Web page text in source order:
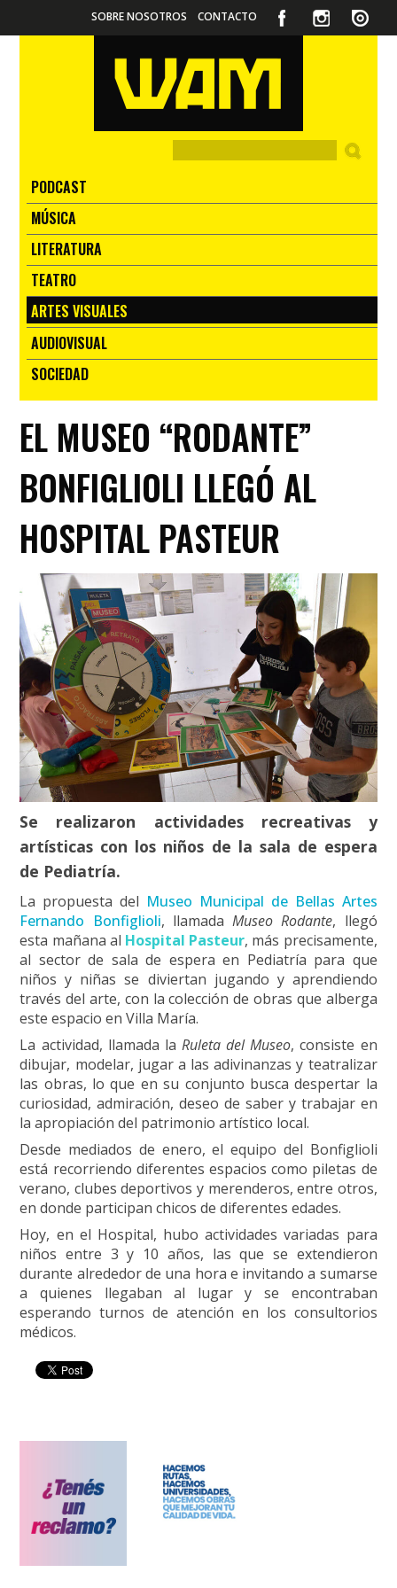
SOBRE NOSOTROS CONTACTO
PODCAST
MÚSICA
LITERATURA
TEATRO
ARTES VISUALES
AUDIOVISUAL
SOCIEDAD
EL MUSEO “RODANTE”
BONFIGLIOLI LLEGÓ AL
HOSPITAL PASTEUR
Se realizaron actividades recreativas y
artísticas con los niños de la sala de espera
de Pediatría.
La propuesta del Museo Municipal de Bellas Artes
Fernando Bonfiglioli, llamadaMuseo Rodante, llegó
esta mañana al Hospital Pasteur, más precisamente,
al sector de sala de espera en Pediatría para que
niños y niñas se diviertan jugando y aprendiendo
través del arte, con la colección de obras que alberga
este espacio en Villa María.
La actividad, llamada la Ruleta del Museo, consiste en
dibujar, modelar, jugar a las adivinanzas y teatralizar
las obras, lo que en su conjunto busca despertar la
curiosidad, admiración, deseo de saber y trabajar en
la apropiación del patrimonio artístico local.
Desde mediados de enero, el equipo del Bonfiglioli
está recorriendo diferentes espacios como piletas de
verano, clubes deportivos y merenderos, entre otros,
en donde participan chicos de diferentes edades.
Hoy, en el Hospital, hubo actividades variadas para
niños entre 3 y 10 años, las que se extendieron
durante alrededor de una hora e invitando a sumarse
a quienes llegaban al lugar y se encontraban
esperando turnos de atención en los consultorios
médicos.